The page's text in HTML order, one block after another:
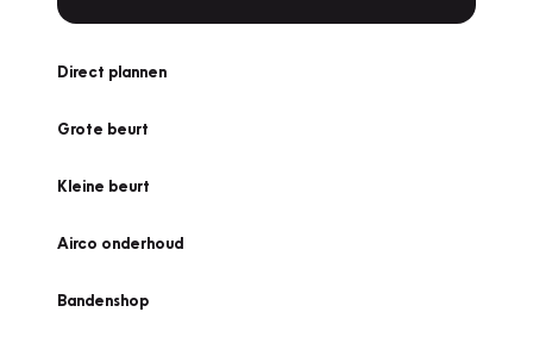
Direct plannen
Grote beurt
Kleine beurt
Airco onderhoud
Bandenshop